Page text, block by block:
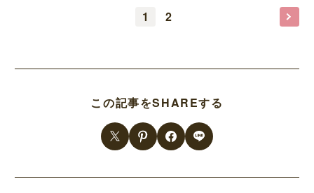
1 2
この記事をSHAREする